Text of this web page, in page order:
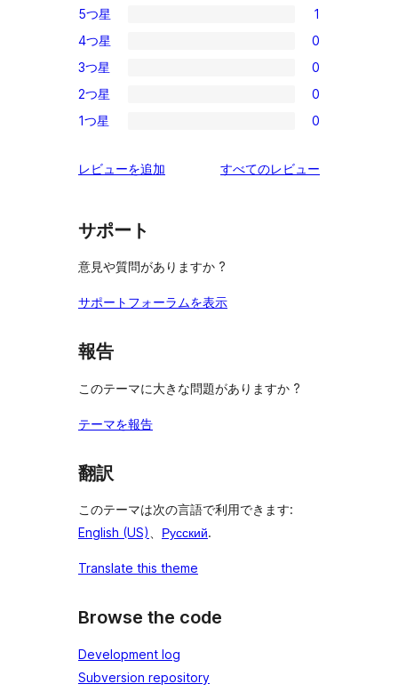
1
5-
星
レ
ビ
ー
5つ星 1
0
4-
星
レ
ュ
4つ星 0
0
3-
星
ビ
3つ星 0
0
2-
レ
ュ
ー
2つ星 0
0
星
ビ
ー
1つ星 0
レビューを追加 すべてのレビュー
サポート
意見や質問がありますか ?
サポートフォーラムを表示
報告
このテーマに大きな問題がありますか ?
テーマを報告
翻訳
このテーマは次の言語で利用できます:
English (US)、 Русский.
Translate this theme
Browse the code
Development log
Subversion repository